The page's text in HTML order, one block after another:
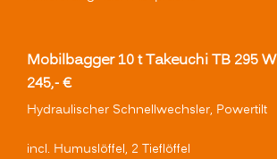
Mobilbagger 10 t Takeuchi TB 295 W
245,- €
Hydraulischer Schnellwechsler, Powertilt
incl. Humuslöffel, 2 Tieflöffel